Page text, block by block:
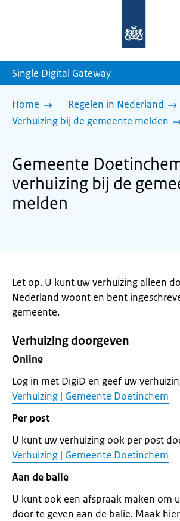
homepage
Single Digital Gateway
Home
Regelen in Nederland
Verhuizing bij de gemeente melden
Gemeente
verhuizing bij de
melden
Let op. U kunt uw verhuizing alleen
Nederland woont en bent
gemeente.
Verhuizing doorgeven
Online
Log in met DigiD en geef uw
Verhuizing | Gemeente Doetinchem
Per post
U kunt uw verhuizing ook per post
Verhuizing | Gemeente Doetinchem
Aan de balie
U kunt ook een afspraak maken om
door te geven aan de balie. Maak